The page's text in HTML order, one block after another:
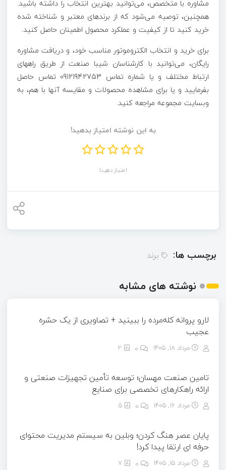
مشاوره با متخصص، می‌توانید بهترین انتخاب را داشته باشید.
همچنین، توصیه می‌شود که از برندهای معتبر و شناخته شده
خرید کنید تا از کیفیت و عملکرد محصول اطمینان حاصل کنید.
برای خرید و انتخاب الکتروموتور مناسب خود، و دریافت مشاوره
رایگان، می‌توانید با کارشناسان شیبا صنعت از طریق راههای
ارتباط مختلف و یا شماره تماس 09121942753 تماس حاصل
بفرمایید و یا برای مشاهده محصولات و مقایسه آنها با هم، به
وبسایت مجموعه مراجعه کنید.
به این نوشته امتیاز بدهید!
امتیاز دهید!
برچسب ها: برند
نوشته های مشابه
لارو پروانه کله‌مرده را ببینید + تصاویری از یک حشره
عجیب
مرداد ۱۸, ۱۴۰۵ 2
تامین صنعت مهسان؛ توسعه تأمین تجهیزات صنعتی و
ارائه راهکارهای تخصصی برای صنایع
مرداد ۱۶, ۱۴۰۵ 5
پایان عصر هنگ کردن؛ وبلین به سیستم مدیریت محتوای
حرفه ای ارتقا پیدا کرد!
مرداد ۱۵, ۱۴۰۵ 7